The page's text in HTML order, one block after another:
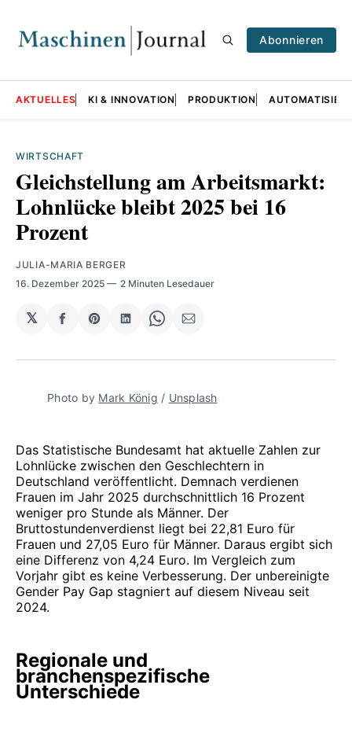
Abonnieren
AKTUELLES KI & INNOVATION PRODUKTION
WIRTSCHAFT
Gleichstellung am Arbeitsmarkt:
Lohnlücke bleibt 2025 bei 16
Prozent
JULIA-MARIA BERGER
16. Dezember 2025
2 Minuten Lesedauer
𝕏
auf
teilen
Share
Pinterest
auf
teilen
Share
WhatsApp
per
Mail
Photo by Mark König / Unsplash
Das Statistische Bundesamt hat aktuelle Zahlen zur
Lohnlücke zwischen den Geschlechtern in
Deutschland veröffentlicht. Demnach verdienen
Frauen im Jahr 2025 durchschnittlich 16 Prozent
weniger pro Stunde als Männer. Der
Bruttostundenverdienst liegt bei 22,81 Euro für
Frauen und 27,05 Euro für Männer. Daraus ergibt sich
eine Differenz von 4,24 Euro. Im Vergleich zum
Vorjahr gibt es keine Verbesserung. Der unbereinigte
Gender Pay Gap stagniert auf diesem Niveau seit
2024.
Regionale und
branchenspezifische
Unterschiede